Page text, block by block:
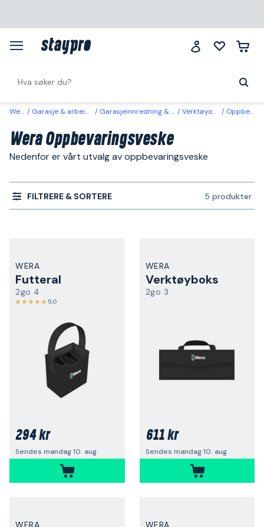
Wera Garasje & arbeidsplass Garasjeinnredning & oppbevaring Verktøyoppbevaring Oppbevaringsveske
Wera Oppbevaringsveske
Nedenfor er vårt utvalg av oppbevaringsveske
FILTRERE & SORTERE 5 produkter
WERA
Futteral
2go 4
5,0
294 kr
Sendes mandag 10. aug
WERA
Verktøyboks
2go 3
611 kr
Sendes mandag 10. aug
WERA WERA